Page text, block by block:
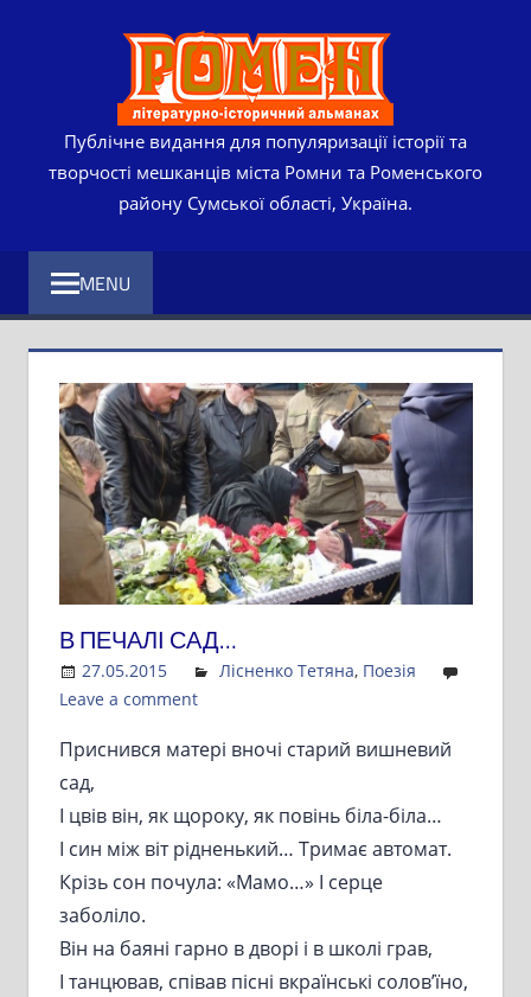
Публічне видання для популяризації історії та
творчості мешканців міста Ромни та Роменського
району Сумської області, Україна.
MENU
В ПЕЧАЛІ САД…
27.05.2015 Admin
Лісненко Тетяна, Поезія
Leave a comment
Приснився матері вночі старий вишневий
сад,
І цвів він, як щороку, як повінь біла-біла…
І син між віт рідненький… Тримає автомат.
Крізь сон почула: «Мамо…» І серце
заболіло.
Він на баяні гарно в дворі і в школі грав,
І танцював, співав пісні вкраїнські солов’їно,